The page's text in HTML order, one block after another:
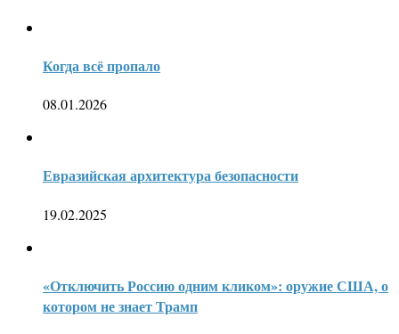
Когда всё пропало
08.01.2026
Евразийская архитектура безопасности
19.02.2025
«Отключить Россию одним кликом»: оружие США, о
котором не знает Трамп